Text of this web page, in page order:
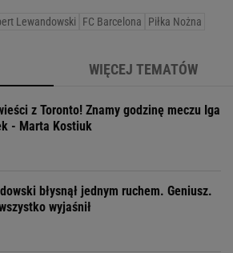
Lewandowski FC Barcelona Piłka Nożna
WIĘCEJ TEMATÓW
z Toronto! Znamy godzinę meczu Iga
- Marta Kostiuk
błysnął jednym ruchem. Geniusz.
wyjaśnił